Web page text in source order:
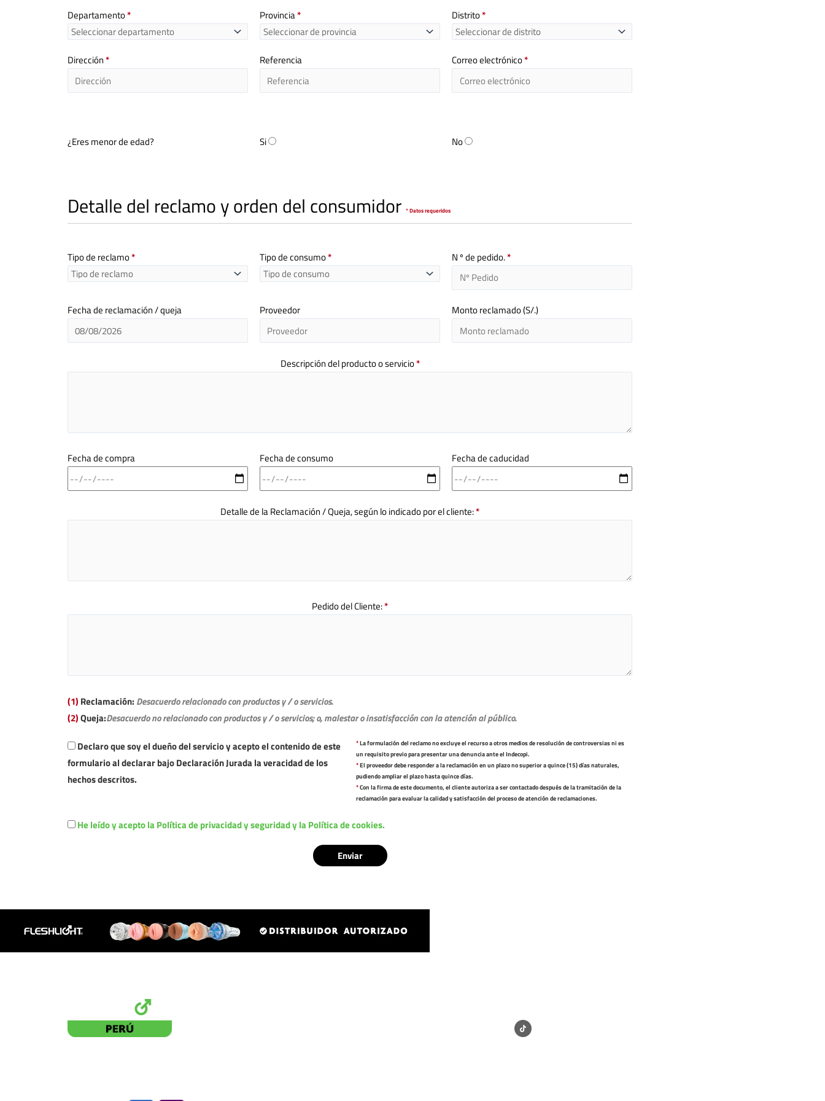
Departamento* Provincia* Distrito*
Dirección* Referencia Correo electrónico*
¿Eres menor de edad? Si No
Detalle del reclamo y orden del consumidor * Datos requeridos
Tipo de reclamo* Tipo de consumo* N º de pedido.*
Fecha de reclamación / queja Proveedor Monto reclamado (S/.)
Descripción del producto o servicio*
Fecha de compra Fecha de consumo Fecha de caducidad
Detalle de la Reclamación / Queja, según lo indicado por el cliente:*
Pedido del Cliente:*
(1) Reclamación: Desacuerdo relacionado con productos y / o servicios.
(2)Queja:Desacuerdo no relacionado con productos y / o servicios; o, malestar o insatisfacción con la atención al público.
Declaro que soy el dueño del servicio y acepto el contenido de este
formulario al declarar bajo Declaración Jurada la veracidad de los
hechos descritos.
*La formulación del reclamo no excluye el recurso a otros medios de resolución de controversias ni es
un requisito previo para presentar una denuncia ante el Indecopi.
*El proveedor debe responder a la reclamación en un plazo no superior a quince (15) días naturales,
pudiendo ampliar el plazo hasta quince días.
*Con la firma de este documento, el cliente autoriza a ser contactado después de la tramitación de la
reclamación para evaluar la calidad y satisfacción del proceso de atención de reclamaciones.
He leído y acepto la Política de privacidad y seguridad y la Política de cookies.